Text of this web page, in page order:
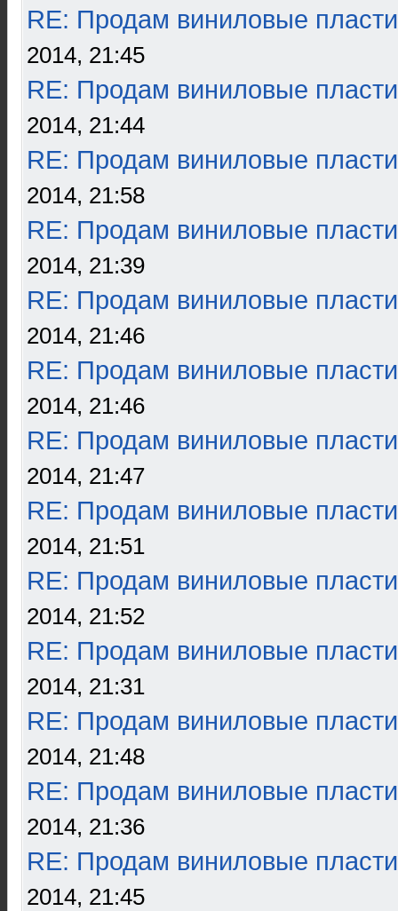
RE: Продам виниловые
2014, 21:45
RE: Продам виниловые
2014, 21:44
RE: Продам виниловые
2014, 21:58
RE: Продам виниловые
2014, 21:39
RE: Продам виниловые
2014, 21:46
RE: Продам виниловые
2014, 21:46
RE: Продам виниловые
2014, 21:47
RE: Продам виниловые
2014, 21:51
RE: Продам виниловые
2014, 21:52
RE: Продам виниловые
2014, 21:31
RE: Продам виниловые
2014, 21:48
RE: Продам виниловые
2014, 21:36
RE: Продам виниловые
2014, 21:45